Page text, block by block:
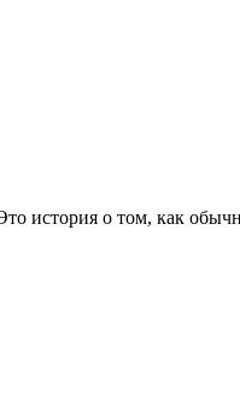
история о том, как